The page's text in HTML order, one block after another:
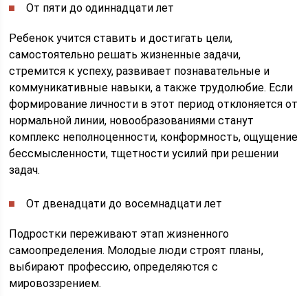
От пяти до одиннадцати лет
Ребенок учится ставить и достигать цели,
самостоятельно решать жизненные задачи,
стремится к успеху, развивает познавательные и
коммуникативные навыки, а также трудолюбие. Если
формирование личности в этот период отклоняется от
нормальной линии, новообразованиями станут
комплекс неполноценности, конформность, ощущение
бессмысленности, тщетности усилий при решении
задач.
От двенадцати до восемнадцати лет
Подростки переживают этап жизненного
самоопределения. Молодые люди строят планы,
выбирают профессию, определяются с
мировоззрением.